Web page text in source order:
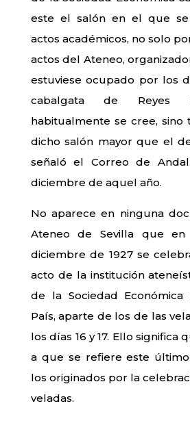
este el salón en el que
actos académicos, no solo
actos del Ateneo,
estuviese ocupado por los
cabalgata de Reyes
habitualmente se cree, sino
dicho salón mayor que el
señaló el Correo de
diciembre de aquel año.
No aparece en ninguna
Ateneo de Sevilla que
diciembre de 1927 se
acto de la institución
de la Sociedad
País, aparte de los de las
los días 16 y 17. Ello significa
a que se refiere este
los originados por la
veladas.